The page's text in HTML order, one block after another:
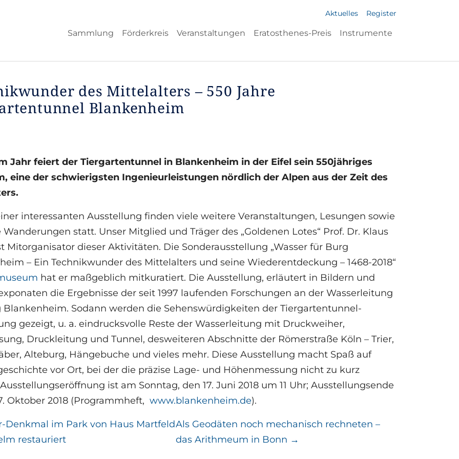
Aktuelles Register
Sammlung Förderkreis Veranstaltungen Eratosthenes-Preis Instrumente
des Mittelalters – 550 Jahre
Blankenheim
Jahr feiert der Tiergartentunnel in Blankenheim in der Eifel sein 550jähriges
eine der schwierigsten Ingenieurleistungen nördlich der Alpen aus der Zeit des
interessanten Ausstellung finden viele weitere Veranstaltungen, Lesungen sowie
statt. Unser Mitglied und Träger des „Goldenen Lotes“ Prof. Dr. Klaus
Mitorganisator dieser Aktivitäten. Die Sonderausstellung „Wasser für Burg
– Ein Technikwunder des Mittelalters und seine Wiederentdeckung – 1468-2018“
hat er maßgeblich mitkuratiert. Die Ausstellung, erläutert in Bildern und
die Ergebnisse der seit 1997 laufenden Forschungen an der Wasserleitung
Blankenheim. Sodann werden die Sehenswürdigkeiten der Tiergartentunnel-
gezeigt, u. a. eindrucksvolle Reste der Wasserleitung mit Druckweiher,
Druckleitung und Tunnel, desweiteren Abschnitte der Römerstraße Köln – Trier,
Alteburg, Hängebuche und vieles mehr. Diese Ausstellung macht Spaß auf
vor Ort, bei der die präzise Lage- und Höhenmessung nicht zu kurz
ist am Sonntag, den 17. Juni 2018 um 11 Uhr; Ausstellungsende
Oktober 2018 (Programmheft, www.blankenheim.de).
Denkmal im Park von Haus Martfeld
restauriert
Als Geodäten noch mechanisch rechneten –
das Arithmeum in Bonn →